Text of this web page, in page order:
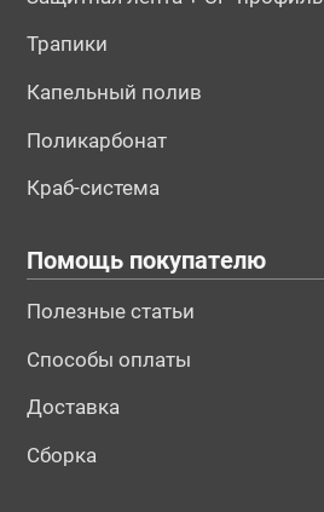
Трапики
Капельный полив
Поликарбонат
Краб-система
Помощь покупателю
Полезные статьи
Способы оплаты
Доставка
Сборка